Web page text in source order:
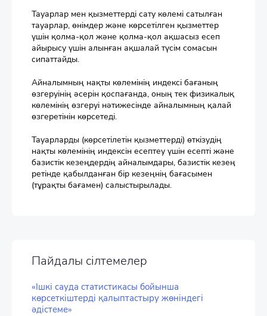
Тауарлар мен қызметтерді сату көлемі сатылған
тауарлар, өнімдер және көрсетілген қызметтер
үшін қолма-қол және қолма-қол ақшасыз есеп
айырысу үшін алынған ақшалай түсім сомасын
сипаттайды.
Айналымның нақты көлемінің индексі бағаның
өзгеруінің әсерін қоспағанда, оның тек физикалық
көлемінің өзгеруі нәтижесінде айналымның қалай
өзгеретінін көрсетеді.
Тауарларды (көрсетілетін қызметтерді) өткізудің
нақты көлемінің индексін есептеу үшін есепті және
базистік кезеңдердің айналымдары, базистік кезең
ретінде қабылданған бір кезеңнің бағасымен
(тұрақты бағамен) салыстырылады.
Пайдалы сілтемелер
«Ішкі сауда статистикасы бойынша
көрсеткіштерді қалыптастыру жөніндегі
әдістеме»